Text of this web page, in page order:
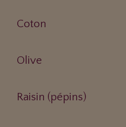
Coton
Olive
Raisin (pépins)